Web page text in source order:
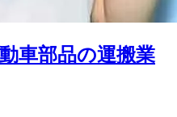
車部品の運搬業